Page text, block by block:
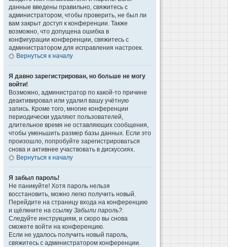
данные введены правильно, свяжитесь с
администратором, чтобы проверить, не был ли
вам закрыт доступ к конференции. Также
возможно, что допущена ошибка в
конфигурации конференции, свяжитесь с
администратором для исправления настроек.
Вернуться к началу
Я давно зарегистрирован, но больше не могу
войти!
Возможно, администратор по какой-то причине
деактивировал или удалил вашу учётную
запись. Кроме того, многие конференции
периодически удаляют пользователей,
длительное время не оставляющих сообщения,
чтобы уменьшить размер базы данных. Если это
произошло, попробуйте зарегистрироваться
снова и активнее участвовать в дискуссиях.
Вернуться к началу
Я забыл пароль!
Не паникуйте! Хотя пароль нельзя
восстановить, можно легко получить новый.
Перейдите на страницу входа на конференцию
и щёлкните на ссылку Забыли пароль?.
Следуйте инструкциям, и скоро вы снова
сможете войти на конференцию.
Если не удалось получить новый пароль,
свяжитесь с администратором конференции.